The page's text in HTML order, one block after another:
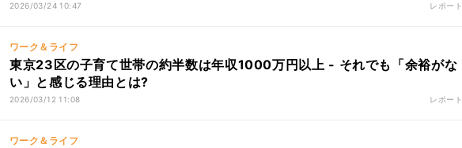
2026/03/24 10:47 レポート
ワーク＆ライフ
東京23区の子育て世帯の約半数は年収1000万円以上 - それでも「余裕がな
い」と感じる理由とは?
2026/03/12 11:08 レポート
ワーク＆ライフ